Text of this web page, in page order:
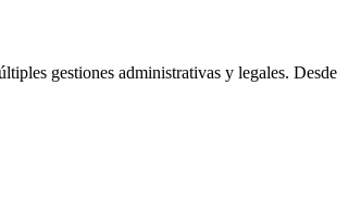
gestiones administrativas y legales. Desde